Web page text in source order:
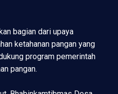
bagian dari upaya
ketahanan pangan yang
program pemerintah
pangan.